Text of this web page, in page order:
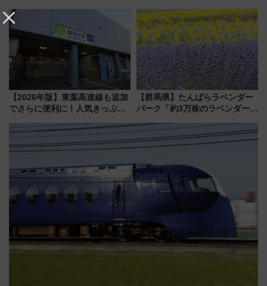
送の目覚まし時計など通販・販
売店舗まとめ
放的な車内空間に注目、デビュ
ーは9月
【2026年版】東葉高速線も追加
でさらに便利に！人気きっぷ
今年も発売 秋・早春に千葉県を
巡るなら使い勝手・コスパ抜群
【群馬県】たんばらラベンダー
パーク「約3万株のラベンダー」
で都心から約1時間半で夏の絶景
を！